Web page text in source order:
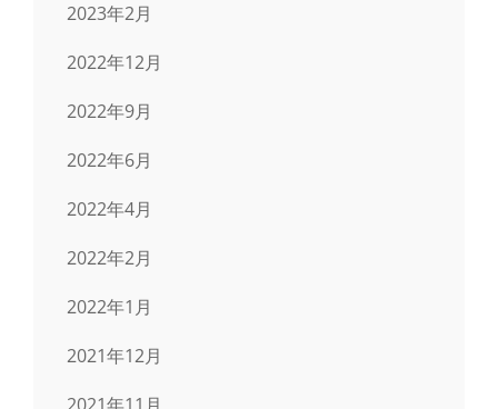
2023年2月
2022年12月
2022年9月
2022年6月
2022年4月
2022年2月
2022年1月
2021年12月